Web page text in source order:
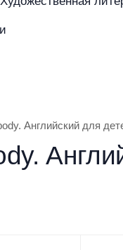
Английский для